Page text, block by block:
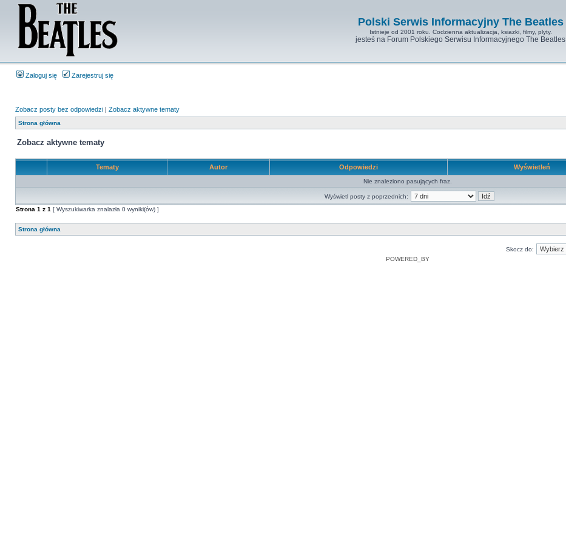
Polski Serwis Informacyjny The Beatles
Istnieje od 2001 roku. Codzienna aktualizacja, ksiazki, filmy, plyty.
jesteś na Forum Polskiego Serwisu Informacyjnego The Beatles
Zaloguj się Zarejestruj się
Zobacz posty bez odpowiedzi | Zobacz aktywne tematy
Strona główna
Zobacz aktywne tematy
Tematy Autor Odpowiedzi Wyświetleń
Nie znaleziono pasujących fraz.
Wyświetl posty z poprzednich:
Strona 1 z 1 [ Wyszukiwarka znalazła 0 wyniki(ów) ]
Strona główna
Skocz do:
POWERED_BY